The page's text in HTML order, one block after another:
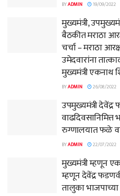
BYADMIN 19/09/2022
मुख्यमंत्री,
बैठकीत मराठा
चर्चा – मराठा
उमेदवारांना
मुख्यमंत्री एकनाथ
BYADMIN 26/08/2022
उपमुख्यमंत्री
वाढदिवसानिमित्त
रुग्णालयात फळे
BYADMIN 22/07/2022
मुख्यमंत्री म्हणून
म्हणून देवेंद्र
तालुका